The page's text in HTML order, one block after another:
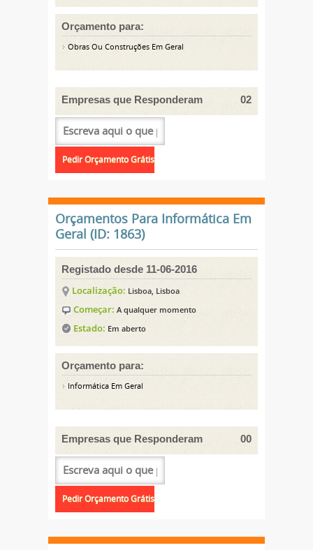
Orçamento para:
Obras Ou Construções Em Geral
Empresas que Responderam 02
Orçamentos Para Informática Em
Geral (ID: 1863)
Registado desde 11-06-2016
Localização: Lisboa, Lisboa
Começar: A qualquer momento
Estado: Em aberto
Orçamento para:
Informática Em Geral
Empresas que Responderam 00